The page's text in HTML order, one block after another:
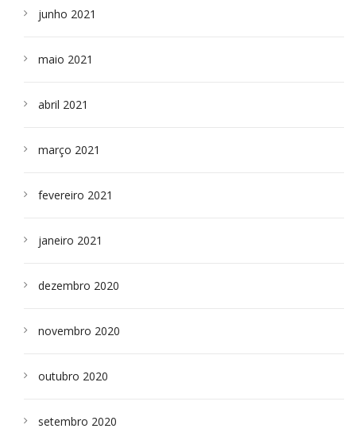
junho 2021
maio 2021
abril 2021
março 2021
fevereiro 2021
janeiro 2021
dezembro 2020
novembro 2020
outubro 2020
setembro 2020